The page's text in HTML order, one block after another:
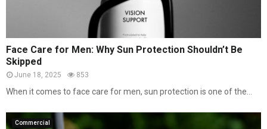
Face Care for Men: Why Sun Protection Shouldn’t Be
Skipped
June 18, 2025 853
When it comes to face care for men, sun protection is one of the...
Commercial